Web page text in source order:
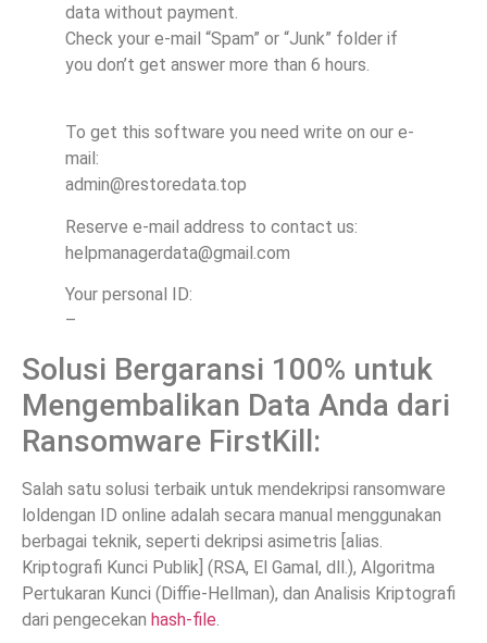
data without payment.
Check your e-mail “Spam” or “Junk” folder if
you don’t get answer more than 6 hours.
To get this software you need write on our e-
mail:
admin@restoredata.top
Reserve e-mail address to contact us:
helpmanagerdata@gmail.com
Your personal ID:
–
Solusi Bergaransi 100% untuk
Mengembalikan Data Anda dari
Ransomware FirstKill:
Salah satu solusi terbaik untuk mendekripsi ransomware
loldengan ID online adalah secara manual menggunakan
berbagai teknik, seperti dekripsi asimetris [alias.
Kriptografi Kunci Publik] (RSA, El Gamal, dll.), Algoritma
Pertukaran Kunci (Diffie-Hellman), dan Analisis Kriptografi
dari pengecekan hash-file.